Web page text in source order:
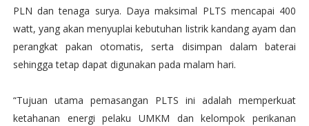
PLN dan tenaga surya. Daya maksimal PLTS mencapai 400
watt, yang akan menyuplai kebutuhan listrik kandang ayam dan
perangkat pakan otomatis, serta disimpan dalam baterai
sehingga tetap dapat digunakan pada malam hari.
“Tujuan utama pemasangan PLTS ini adalah memperkuat
ketahanan energi pelaku UMKM dan kelompok perikanan